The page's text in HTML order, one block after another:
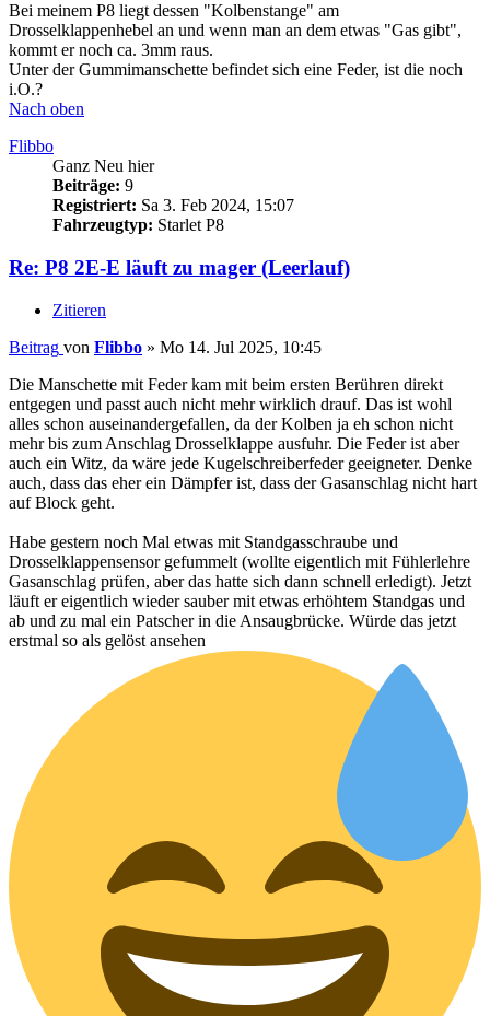
Bei meinem P8 liegt dessen "Kolbenstange" am
Drosselklappenhebel an und wenn man an dem etwas "Gas gibt",
kommt er noch ca. 3mm raus.
Unter der Gummimanschette befindet sich eine Feder, ist die noch
i.O.?
Nach oben
Flibbo
Ganz Neu hier
Beiträge: 9
Registriert: Sa 3. Feb 2024, 15:07
Fahrzeugtyp: Starlet P8
Re: P8 2E-E läuft zu mager (Leerlauf)
Zitieren
Beitrag von Flibbo » Mo 14. Jul 2025, 10:45
Die Manschette mit Feder kam mit beim ersten Berühren direkt
entgegen und passt auch nicht mehr wirklich drauf. Das ist wohl
alles schon auseinandergefallen, da der Kolben ja eh schon nicht
mehr bis zum Anschlag Drosselklappe ausfuhr. Die Feder ist aber
auch ein Witz, da wäre jede Kugelschreiberfeder geeigneter. Denke
auch, dass das eher ein Dämpfer ist, dass der Gasanschlag nicht hart
auf Block geht.
Habe gestern noch Mal etwas mit Standgasschraube und
Drosselklappensensor gefummelt (wollte eigentlich mit Fühlerlehre
Gasanschlag prüfen, aber das hatte sich dann schnell erledigt). Jetzt
läuft er eigentlich wieder sauber mit etwas erhöhtem Standgas und
ab und zu mal ein Patscher in die Ansaugbrücke. Würde das jetzt
erstmal so als gelöst ansehen